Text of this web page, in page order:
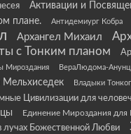
Активации и
плане.
Антидемиург Кобра
Архангел Михаил
с Тонким планом
Мироздания ВераЛюдома-
Мельхиседек Владыки
Цивилизации для
Единение Мироздания для
лучах Божественной Любви